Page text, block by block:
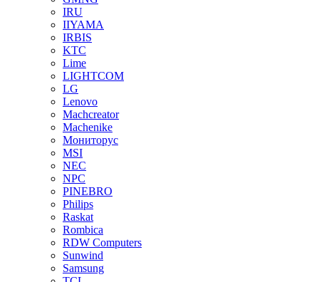
IRU
IIYAMA
IRBIS
KTC
Lime
LIGHTCOM
LG
Lenovo
Machcreator
Machenike
Мониторус
MSI
NEC
NPC
PINEBRO
Philips
Raskat
Rombica
RDW Computers
Sunwind
Samsung